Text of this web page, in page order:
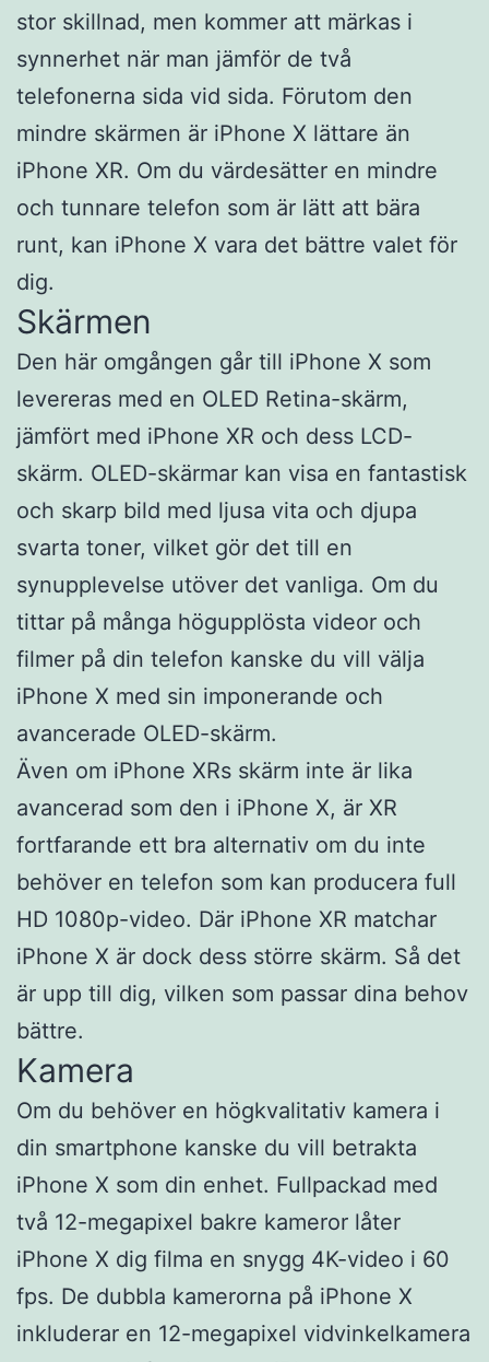
stor skillnad, men kommer att märkas i
synnerhet när man jämför de två
telefonerna sida vid sida. Förutom den
mindre skärmen är iPhone X lättare än
iPhone XR. Om du värdesätter en mindre
och tunnare telefon som är lätt att bära
runt, kan iPhone X vara det bättre valet för
dig.
Skärmen
Den här omgången går till iPhone X som
levereras med en OLED Retina-skärm,
jämfört med iPhone XR och dess LCD-
skärm. OLED-skärmar kan visa en fantastisk
och skarp bild med ljusa vita och djupa
svarta toner, vilket gör det till en
synupplevelse utöver det vanliga. Om du
tittar på många högupplösta videor och
filmer på din telefon kanske du vill välja
iPhone X med sin imponerande och
avancerade OLED-skärm.
Även om iPhone XRs skärm inte är lika
avancerad som den i iPhone X, är XR
fortfarande ett bra alternativ om du inte
behöver en telefon som kan producera full
HD 1080p-video. Där iPhone XR matchar
iPhone X är dock dess större skärm. Så det
är upp till dig, vilken som passar dina behov
bättre.
Kamera
Om du behöver en högkvalitativ kamera i
din smartphone kanske du vill betrakta
iPhone X som din enhet. Fullpackad med
två 12-megapixel bakre kameror låter
iPhone X dig filma en snygg 4K-video i 60
fps. De dubbla kamerorna på iPhone X
inkluderar en 12-megapixel vidvinkelkamera